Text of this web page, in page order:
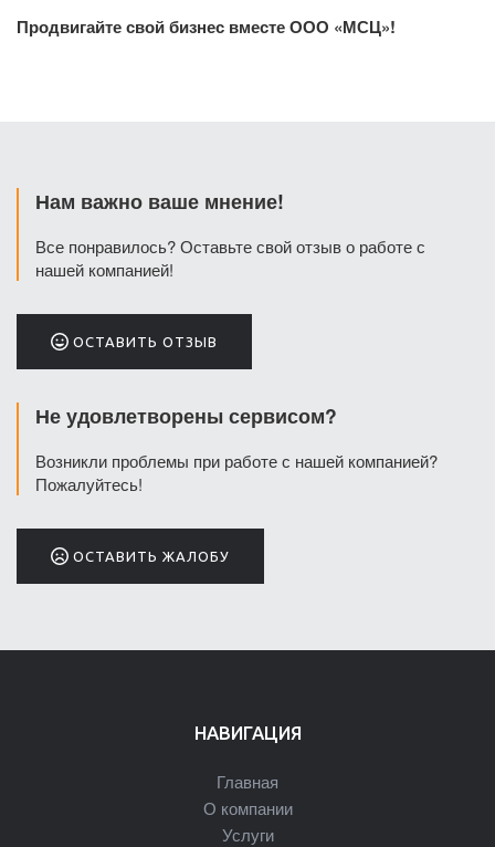
Продвигайте свой бизнес вместе ООО «МСЦ»!
Нам важно ваше мнение!
Все понравилось? Оставьте свой отзыв о работе с
нашей компанией!
ОСТАВИТЬ ОТЗЫВ
Не удовлетворены сервисом?
Возникли проблемы при работе с нашей компанией?
Пожалуйтесь!
ОСТАВИТЬ ЖАЛОБУ
НАВИГАЦИЯ
Главная
О компании
Услуги